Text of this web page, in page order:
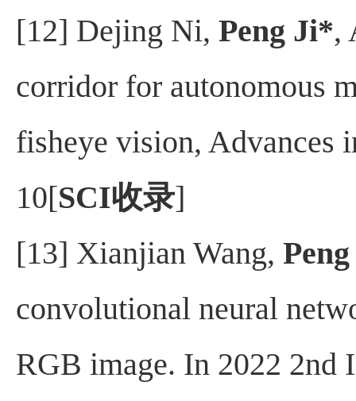
[12] Dejing Ni, Peng Ji*,
corridor for autonomous
fisheye vision, Advances
10[SCI收录]
[13] Xianjian Wang,
convolutional neural
RGB image. In 2022 2nd